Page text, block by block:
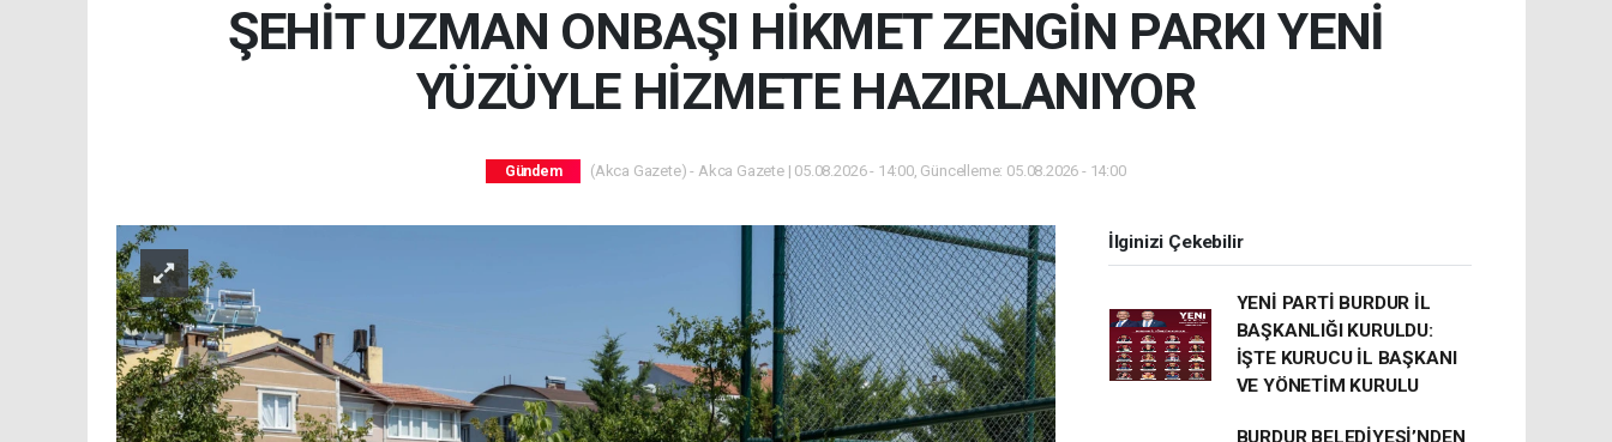
ŞEHİT UZMAN ONBAŞI HİKMET ZENGİN PARKI YENİ
YÜZÜYLE HİZMETE HAZIRLANIYOR
Gündem (Akca Gazete) - Akca Gazete | 05.08.2026 - 14:00, Güncelleme: 05.08.2026 - 14:00
İlginizi Çekebilir
YENİ PARTİ BURDUR İL
BAŞKANLIĞI KURULDU:
İŞTE KURUCU İL BAŞKANI
VE YÖNETİM KURULU
BURDUR BELEDİYESİ’NDEN